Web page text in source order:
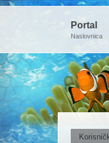
Portal
Naslovnica